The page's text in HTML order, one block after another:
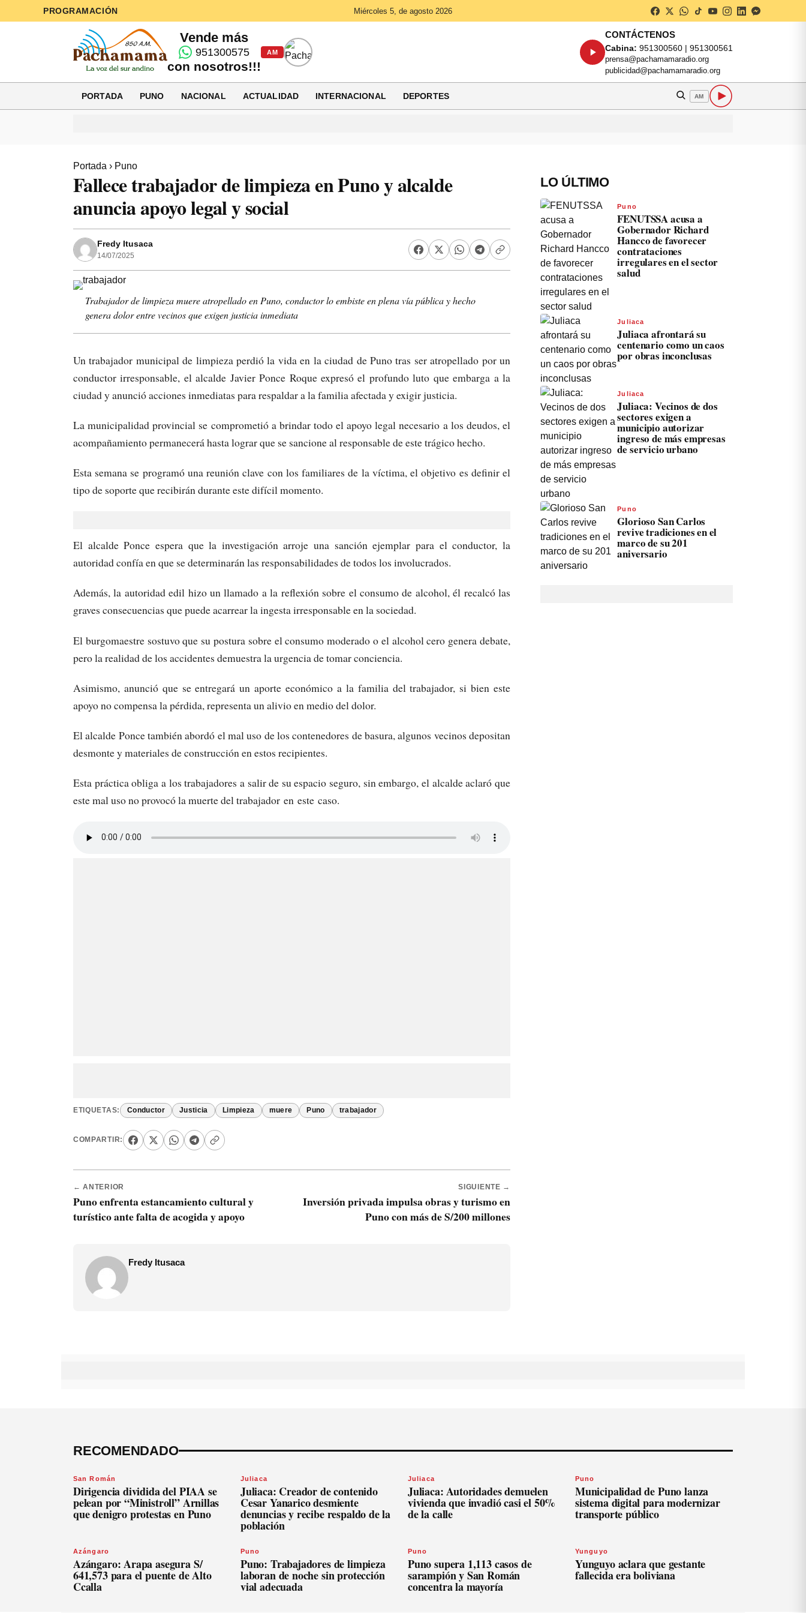
PROGRAMACIÓN Miércoles 5, de agosto 2026
Vende más
951300575
con nosotros!!!
AM
CONTÁCTENOS
Cabina: 951300560 | 951300561
prensa@pachamamaradio.org
publicidad@pachamamaradio.org
PORTADA PUNO NACIONAL ACTUALIDAD INTERNACIONAL DEPORTES AM
Portada › Puno
Fallece trabajador de limpieza en Puno y alcalde
anuncia apoyo legal y social
Fredy Itusaca
14/07/2025
Trabajador de limpieza muere atropellado en Puno, conductor lo embiste en plena vía pública y hecho
genera dolor entre vecinos que exigen justicia inmediata
Un trabajador municipal de limpieza perdió la vida en la ciudad de Puno tras ser atropellado por un
conductor irresponsable, el alcalde Javier Ponce Roque expresó el profundo luto que embarga a la
ciudad y anunció acciones inmediatas para respaldar a la familia afectada y exigir justicia.
La municipalidad provincial se comprometió a brindar todo el apoyo legal necesario a los deudos, el
acompañamiento permanecerá hasta lograr que se sancione al responsable de este trágico hecho.
Esta semana se programó una reunión clave con los familiares de la víctima, el objetivo es definir el
tipo de soporte que recibirán durante este difícil momento.
El alcalde Ponce espera que la investigación arroje una sanción ejemplar para el conductor, la
autoridad confía en que se determinarán las responsabilidades de todos los involucrados.
Además, la autoridad edil hizo un llamado a la reflexión sobre el consumo de alcohol, él recalcó las
graves consecuencias que puede acarrear la ingesta irresponsable en la sociedad.
El burgomaestre sostuvo que su postura sobre el consumo moderado o el alcohol cero genera debate,
pero la realidad de los accidentes demuestra la urgencia de tomar conciencia.
Asimismo, anunció que se entregará un aporte económico a la familia del trabajador, si bien este
apoyo no compensa la pérdida, representa un alivio en medio del dolor.
El alcalde Ponce también abordó el mal uso de los contenedores de basura, algunos vecinos depositan
desmonte y materiales de construcción en estos recipientes.
Esta práctica obliga a los trabajadores a salir de su espacio seguro, sin embargo, el alcalde aclaró que
este mal uso no provocó la muerte del trabajador en este caso.
ETIQUETAS: Conductor Justicia Limpieza muere Puno trabajador
COMPARTIR:
← ANTERIOR
Puno enfrenta estancamiento cultural y
turístico ante falta de acogida y apoyo
SIGUIENTE →
Inversión privada impulsa obras y turismo en
Puno con más de S/200 millones
Fredy Itusaca
LO ÚLTIMO
Puno
FENUTSSA acusa a
Gobernador Richard
Hancco de favorecer
contrataciones
irregulares en el sector
salud
Juliaca
Juliaca afrontará su
centenario como un caos
por obras inconclusas
Juliaca
Juliaca: Vecinos de dos
sectores exigen a
municipio autorizar
ingreso de más empresas
de servicio urbano
Puno
Glorioso San Carlos
revive tradiciones en el
marco de su 201
aniversario
RECOMENDADO
San Román
Dirigencia dividida del PIAA se
pelean por “Ministroll” Arnillas
que denigro protestas en Puno
Juliaca
Juliaca: Creador de contenido
Cesar Yanarico desmiente
denuncias y recibe respaldo de la
población
Juliaca
Juliaca: Autoridades demuelen
vivienda que invadió casi el 50%
de la calle
Puno
Municipalidad de Puno lanza
sistema digital para modernizar
transporte público
Azángaro
Azángaro: Arapa asegura S/
641,573 para el puente de Alto
Ccalla
Puno
Puno: Trabajadores de limpieza
laboran de noche sin protección
vial adecuada
Puno
Puno supera 1,113 casos de
sarampión y San Román
concentra la mayoría
Yunguyo
Yunguyo aclara que gestante
fallecida era boliviana